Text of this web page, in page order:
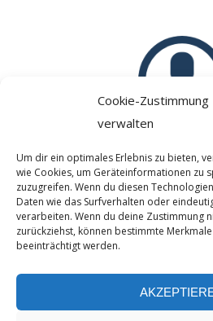
Cookie-Zustimmung
verwalten
Um dir ein optimales Erlebnis zu bieten,
wie Cookies, um Geräteinformationen zu
zuzugreifen. Wenn du diesen
Daten wie das Surfverhalten oder
verarbeiten. Wenn du deine Zustimmung
zurückziehst, können bestimmte
beeinträchtigt werden.
Personally
We provide you personal
questions by phone
FRONTPAGE|IMPRESSUM|